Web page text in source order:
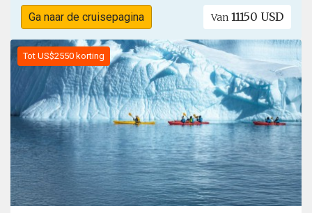
Ga naar de cruisepagina Van 11150 USD
Tot US$2550 korting